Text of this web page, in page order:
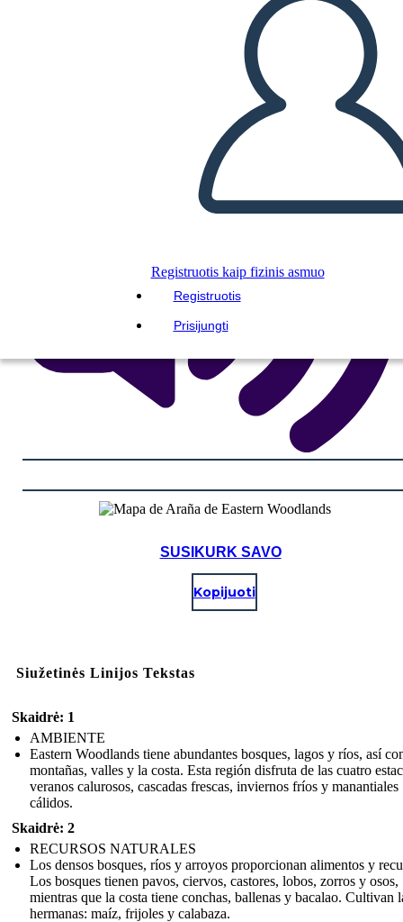
Registruotis kaip fizinis asmuo
Registruotis
Prisijungti
PALEISTI SKAIDRIŲ DEMONSTRACIJĄ
SKAITYK MAN
SUSIKURK SAVO
Kopijuoti
Siužetinės Linijos Tekstas
Skaidrė: 1
AMBIENTE
Eastern Woodlands tiene abundantes bosques, lagos y ríos, así
montañas, valles y la costa. Esta región disfruta de las cuatro
veranos calurosos, cascadas frescas, inviernos fríos y manantiales
cálidos.
Skaidrė: 2
RECURSOS NATURALES
Los densos bosques, ríos y arroyos proporcionan alimentos y
Los bosques tienen pavos, ciervos, castores, lobos, zorros y osos,
mientras que la costa tiene conchas, ballenas y bacalao. Cultivan
hermanas: maíz, frijoles y calabaza.